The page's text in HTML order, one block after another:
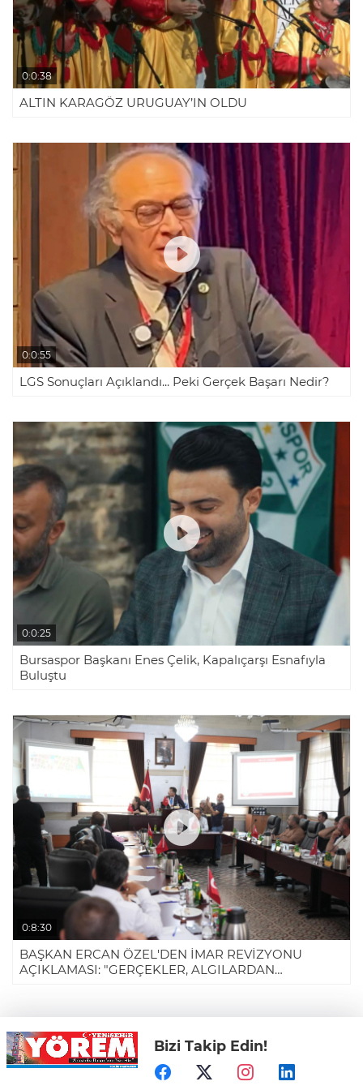
0:0:38
ALTIN KARAGÖZ URUGUAY’IN OLDU
0:0:55
LGS Sonuçları Açıklandı... Peki Gerçek Başarı Nedir?
0:0:25
Bursaspor Başkanı Enes Çelik, Kapalıçarşı Esnafıyla
Buluştu
0:8:30
BAŞKAN ERCAN ÖZEL'DEN İMAR REVİZYONU
AÇIKLAMASI: "GERÇEKLER, ALGILARDAN
Bizi Takip Edin!